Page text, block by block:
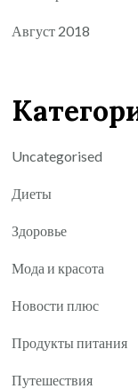
Август 2018
Uncategorised
Диеты
Здоровье
Мода и красота
Новости плюс
Продукты питания
Путешествия